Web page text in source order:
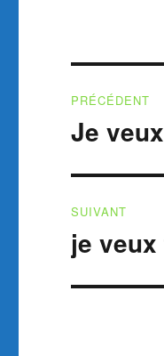
de
PRÉCÉDENT
Publication
Je
SUIVANT
Publication
suivante :
je